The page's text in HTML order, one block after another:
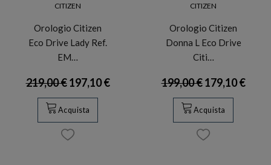
CITIZEN
Orologio Citizen
Eco Drive Lady Ref.
EM…
219,00 €197,10 €
Acquista
CITIZEN
Orologio Citizen
Donna L Eco Drive
Citi…
199,00 €179,10 €
Acquista